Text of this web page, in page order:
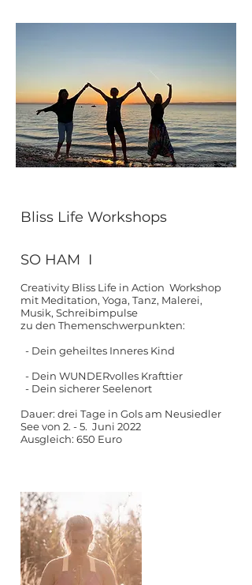
Bliss Life Workshops
SO HAM I
Creativity Bliss Life in Action Workshop
mit Meditation, Yoga, Tanz, Malerei,
Musik, Schreibimpulse
zu den Themenschwerpunkten:
- Dein geheiltes Inneres Kind
- Dein WUNDERvolles Krafttier
- Dein sicherer Seelenort
Dauer: drei Tage in Gols am Neusiedler
See von 2. - 5. Juni 2022
Ausgleich: 650 Euro